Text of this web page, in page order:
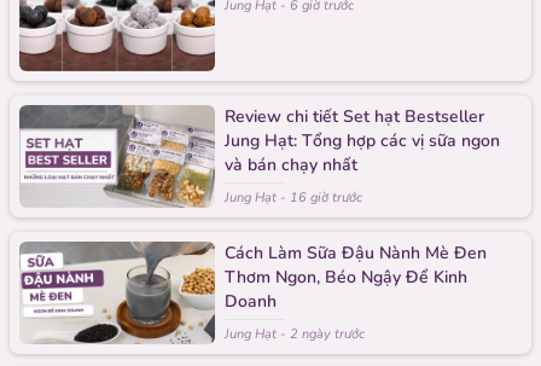
Jung Hạt- 6 giờ trước
Review chi tiết Set hạt Bestseller
Jung Hạt: Tổng hợp các vị sữa ngon
và bán chạy nhất
Jung Hạt- 16 giờ trước
Cách Làm Sữa Đậu Nành Mè Đen
Thơm Ngon, Béo Ngậy Để Kinh
Doanh
Jung Hạt- 2 ngày trước